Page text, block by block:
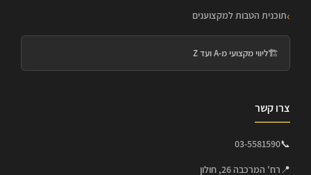
תוכנית הטבות למקצוענים
🏗️ליווי מקצועי מ-A ועד Z
צרו קשר
📞
03-5581590
📍 רח' המרכבה 26, חולון